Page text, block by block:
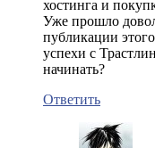
хостинга и
Уже прошло
публикации
успехи с
начинать?
Ответить